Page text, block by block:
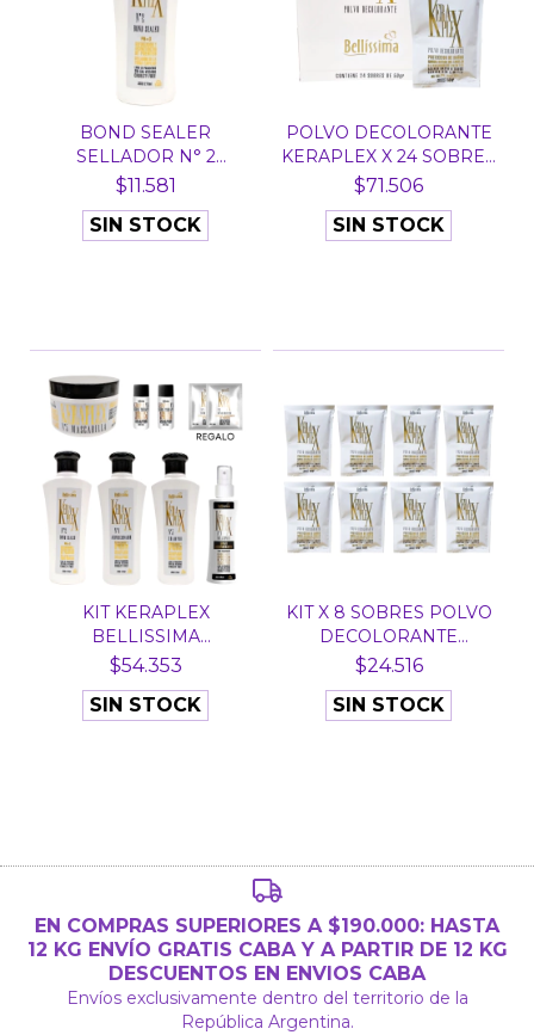
BOND SEALER
SELLADOR N° 2
KERAPLEX BELLI...
$11.581
SIN STOCK
POLVO DECOLORANTE
KERAPLEX X 24 SOBRES
D...
$71.506
SIN STOCK
KIT KERAPLEX
BELLISSIMA
RESTAURACION 7 P...
$54.353
SIN STOCK
KIT X 8 SOBRES POLVO
DECOLORANTE
KERAPLE...
$24.516
SIN STOCK
EN COMPRAS SUPERIORES A $190.000: HASTA
12 KG ENVÍO GRATIS CABA Y A PARTIR DE 12 KG
DESCUENTOS EN ENVIOS CABA
Envíos exclusivamente dentro del territorio de la
República Argentina.